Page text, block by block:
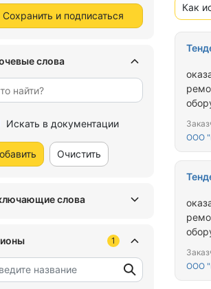
Сохранить и подписаться
слова
Искать в документации
Очистить
слова
1
Как
ООО
ООО